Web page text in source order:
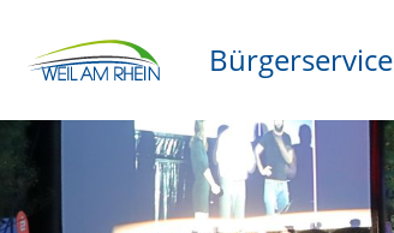
Bürgerservice